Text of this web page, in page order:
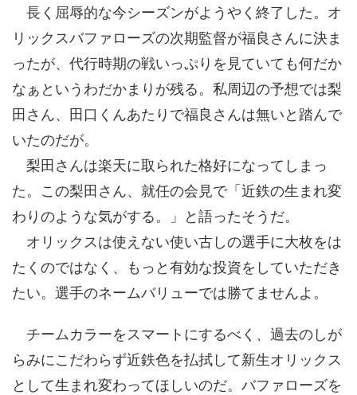
長く屈辱的な今シーズンがようやく終了した。オ
リックスバファローズの次期監督が福良さんに決ま
ったが、代行時期の戦いっぷりを見ていても何だか
なぁというわだかまりが残る。私周辺の予想では梨
田さん、田口くんあたりで福良さんは無いと踏んで
いたのだが。
梨田さんは楽天に取られた格好になってしまっ
た。この梨田さん、就任の会見で「近鉄の生まれ変
わりのような気がする。」と語ったそうだ。
オリックスは使えない使い古しの選手に大枚をは
たくのではなく、もっと有効な投資をしていただき
たい。選手のネームバリューでは勝てませんよ。
チームカラーをスマートにするべく、過去のしが
らみにこだわらず近鉄色を払拭して新生オリックス
として生まれ変わってほしいのだ。バファローズを